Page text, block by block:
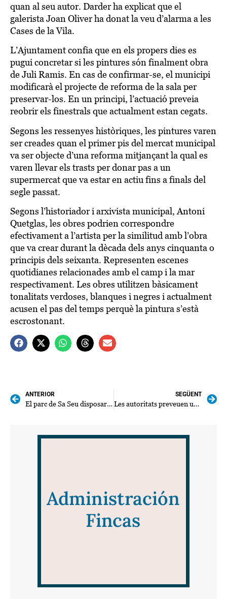
quan al seu autor. Darder ha explicat que el
galerista Joan Oliver ha donat la veu d’alarma a les
Cases de la Vila.
L’Ajuntament confia que en els propers dies es
pugui concretar si les pintures són finalment obra
de Juli Ramis. En cas de confirmar-se, el municipi
modificarà el projecte de reforma de la sala per
preservar-los. En un principi, l’actuació preveia
reobrir els finestrals que actualment estan cegats.
Segons les ressenyes històriques, les pintures varen
ser creades quan el primer pis del mercat municipal
va ser objecte d’una reforma mitjançant la qual es
varen llevar els trasts per donar pas a un
supermercat que va estar en actiu fins a finals del
segle passat.
Segons l’historiador i arxivista municipal, Antoni
Quetglas, les obres podrien correspondre
efectivament a l’artista per la similitud amb l’obra
que va crear durant la dècada dels anys cinquanta o
principis dels seixanta. Representen escenes
quotidianes relacionades amb el camp i la mar
respectivament. Les obres utilitzen bàsicament
tonalitats verdoses, blanques i negres i actualment
acusen el pas del temps perquè la pintura s’està
escrostonant.
ANTERIOR
El parc de Sa Seu disposarà de noves atraccions
SEGÜENT
Les autoritats preveuen un col.lapse de gent el dia de l’eclipsi